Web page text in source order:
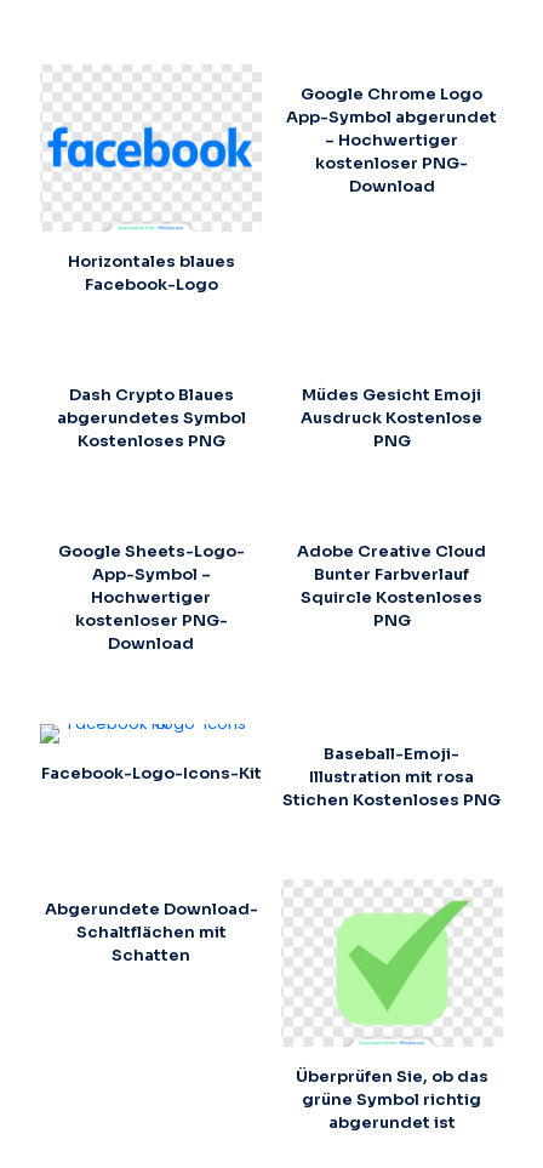
Horizontales blaues
Facebook-Logo
Google Chrome Logo
App-Symbol abgerundet
– Hochwertiger
kostenloser PNG-
Download
Dash Crypto Blaues
abgerundetes Symbol
Kostenloses PNG
Müdes Gesicht Emoji
Ausdruck Kostenlose
PNG
Google Sheets-Logo-
App-Symbol –
Hochwertiger
kostenloser PNG-
Download
Adobe Creative Cloud
Bunter Farbverlauf
Squircle Kostenloses
PNG
Facebook-Logo-Icons-Kit
Baseball-Emoji-
Illustration mit rosa
Stichen Kostenloses PNG
Abgerundete Download-
Schaltflächen mit
Schatten
Überprüfen Sie, ob das
grüne Symbol richtig
abgerundet ist